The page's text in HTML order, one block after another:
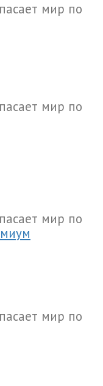
мир по
мир по
мир по
мир по